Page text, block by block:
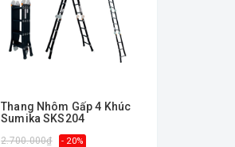
Thang Nhôm Gấp 4 Khúc
Sumika SKS204
2.700.000₫ - 20%